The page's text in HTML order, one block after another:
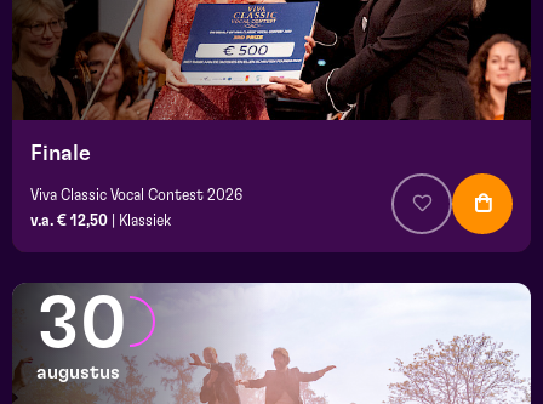
Finale
Viva Classic Vocal Contest 2026
v.a. € 12,50
Klassiek
30
augustus